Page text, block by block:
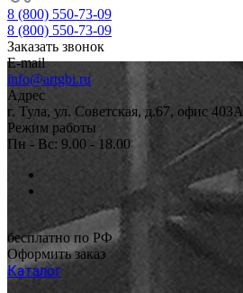
8 (800) 550-73-09
8 (800) 550-73-09
Заказать звонок
E-mail
info@artgbi.ru
Адрес
г. Тула, ул. Советская, д.67, офис 403А
Режим работы
Пн - Вс: 9.00 - 18.00
бесплатно по РФ
Оформить заказ
Каталог